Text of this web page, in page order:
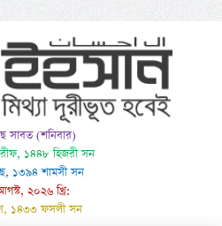
সাবত (শনিবার)
১৪৪৮ হিজরী সন
১৩৯৪ শামসী সন
২০২৬ খ্রি:
১৪৩৩ ফসলী সন